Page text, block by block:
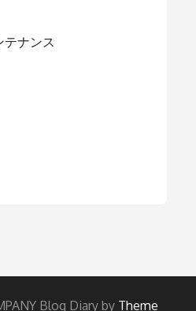
テナンス
Blog Diary by Theme